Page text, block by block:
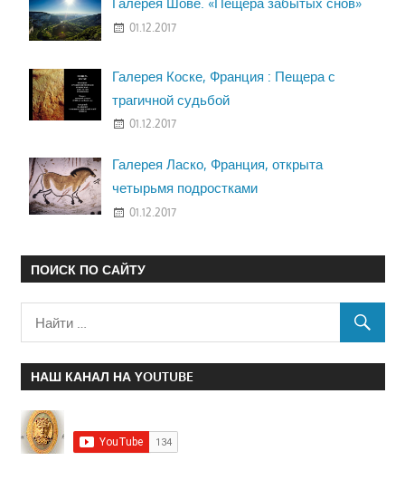
01.12.2017
Галерея Коске, Франция : Пещера с
трагичной судьбой
01.12.2017
Галерея Ласко, Франция, открыта
четырьмя подростками
01.12.2017
ПОИСК ПО САЙТУ
НАШ КАНАЛ НА YOUTUBE